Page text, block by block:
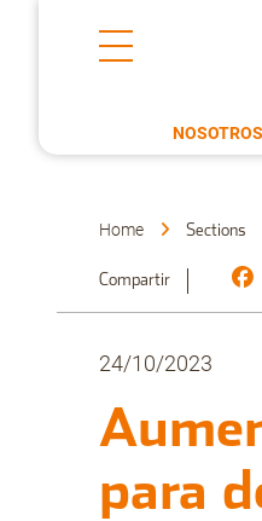
NOSOTROS
Home Sections
Compartir
24/10/2023
para